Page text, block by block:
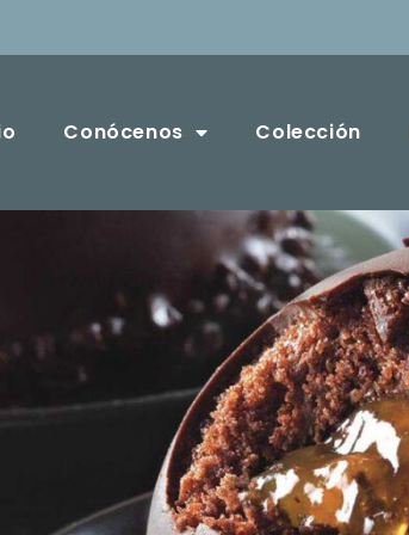
Conócenos Colección